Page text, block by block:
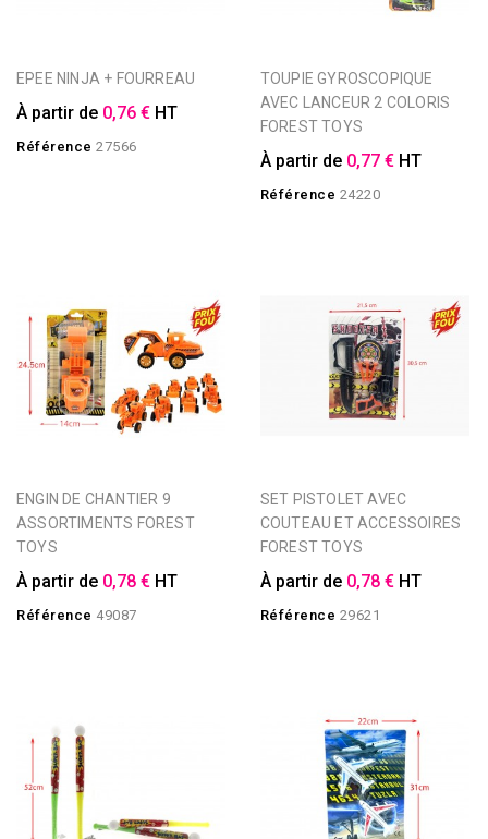
EPEE NINJA + FOURREAU
À partir de 0,76 € HT
Référence 27566
TOUPIE GYROSCOPIQUE
AVEC LANCEUR 2 COLORIS
FOREST TOYS
À partir de 0,77 € HT
Référence 24220
ENGIN DE CHANTIER 9
ASSORTIMENTS FOREST
TOYS
À partir de 0,78 € HT
Référence 49087
SET PISTOLET AVEC
COUTEAU ET ACCESSOIRES
FOREST TOYS
À partir de 0,78 € HT
Référence 29621